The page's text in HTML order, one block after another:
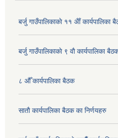
बर्जु गाउँपालिकाकाे ११ अैाँ कार्यपालिका
बर्जु गाउँपालिकाकाे ९ वाै‌ कार्यपालिका
८ औँ कार्यपालिका बैठक
साताै‌ कार्यपालिका बैठक का निर्णयहरु